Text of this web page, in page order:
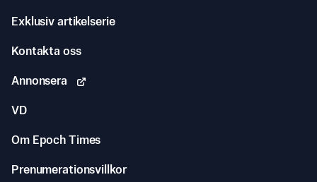
Exklusiv artikelserie
Kontakta oss
Annonsera
VD
Om Epoch Times
Prenumerationsvillkor